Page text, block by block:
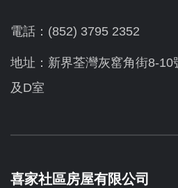
電話：(852) 3795 2352
地址：新界荃灣灰窰角街8-10
及D室
喜家社區房屋有限公司